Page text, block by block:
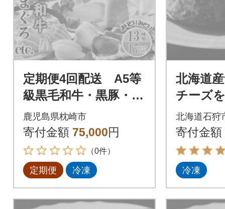
定期便4回配送 A5等
級黒毛和牛・黒豚・ま
ぐろetc FF-6002
鹿児島県枕崎市
寄付金額 75,000円
（0件）
定期便 冷凍
北海道
チーズ
ンバー
ろける
バーグ
北海道石狩
寄付金額
冷凍